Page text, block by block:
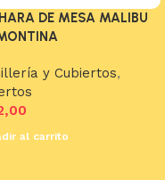
DE MESA MALIBU
y Cubiertos,
al carrito